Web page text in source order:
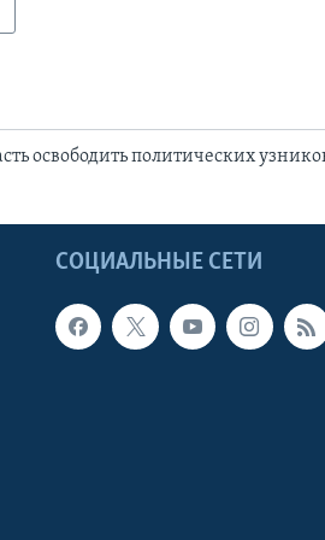
освободить политических
СОЦИАЛЬНЫЕ СЕТИ